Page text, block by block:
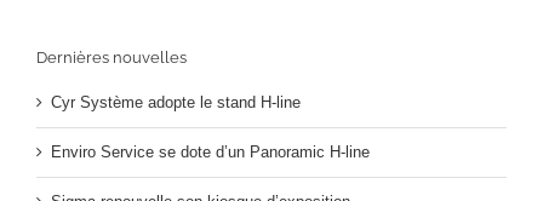
Dernières nouvelles
Cyr Système adopte le stand H-line
Enviro Service se dote d’un Panoramic H-line